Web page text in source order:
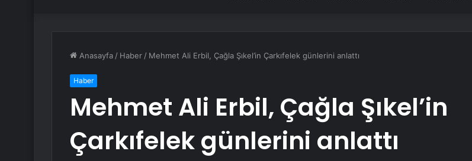
Anasayfa / Haber / Mehmet Ali Erbil, Çağla Şıkel’in Çarkıfelek günlerini anlattı
Haber
Mehmet Ali Erbil, Çağla Şıkel’in
Çarkıfelek günlerini anlattı